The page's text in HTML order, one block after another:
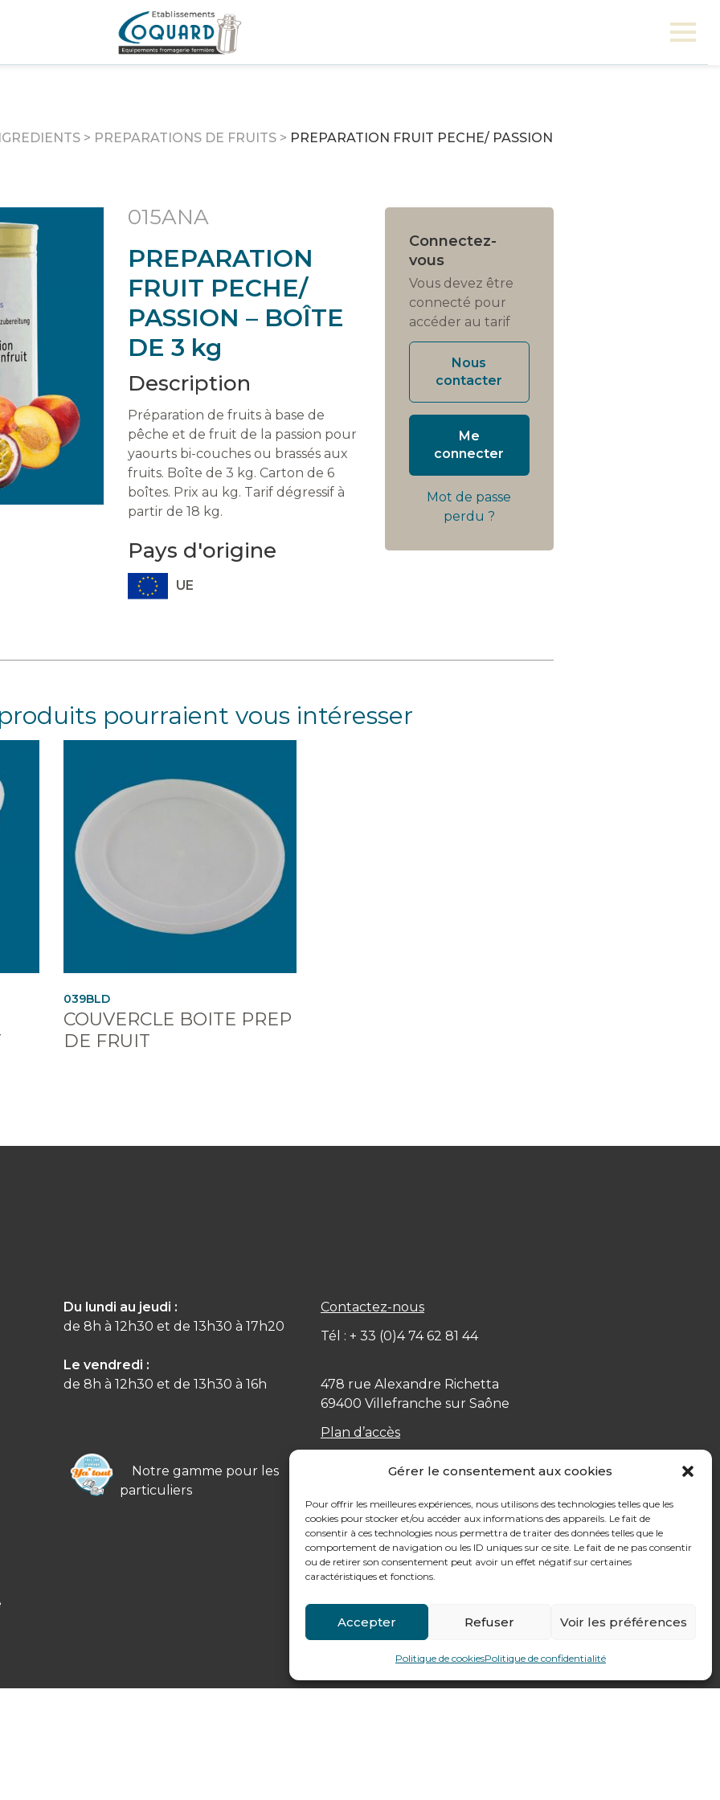
Gérer le consentement aux cookies
Pour offrir les meilleures expériences, nous utilisons des technologies telles que les
cookies pour stocker et/ou accéder aux informations des appareils. Le fait de
consentir à ces technologies nous permettra de traiter des données telles que le
comportement de navigation ou les ID uniques sur ce site. Le fait de ne pas consentir
ou de retirer son consentement peut avoir un effet négatif sur certaines
caractéristiques et fonctions.
Accepter Refuser Voir les préférences
Politique de cookiesPolitique de confidentialité
> PREPARATIONS DE FRUITS > PREPARATION FRUIT PECHE/ PASSION
015ANA
PREPARATION
FRUIT PECHE/
PASSION – BOÎTE
DE 3 kg
Description
Préparation de fruits à base de
pêche et de fruit de la passion pour
yaourts bi-couches ou brassés aux
fruits. Boîte de 3 kg. Carton de 6
boîtes. Prix au kg. Tarif dégressif à
partir de 18 kg.
Pays d'origine
UE
Connectez-
vous
Vous devez être
connecté pour
accéder au tarif
Nous
contacter
Me
connecter
Mot de passe
perdu ?
pourraient vous intéresser
039BLD
COUVERCLE BOITE PREP
DE FRUIT
Du lundi au jeudi :
de 8h à 12h30 et de 13h30 à 17h20
Le vendredi :
de 8h à 12h30 et de 13h30 à 16h
Notre gamme pour les
particuliers
Contactez-nous
Tél : + 33 (0)4 74 62 81 44
478 rue Alexandre Richetta
69400 Villefranche sur Saône
Plan d’accès